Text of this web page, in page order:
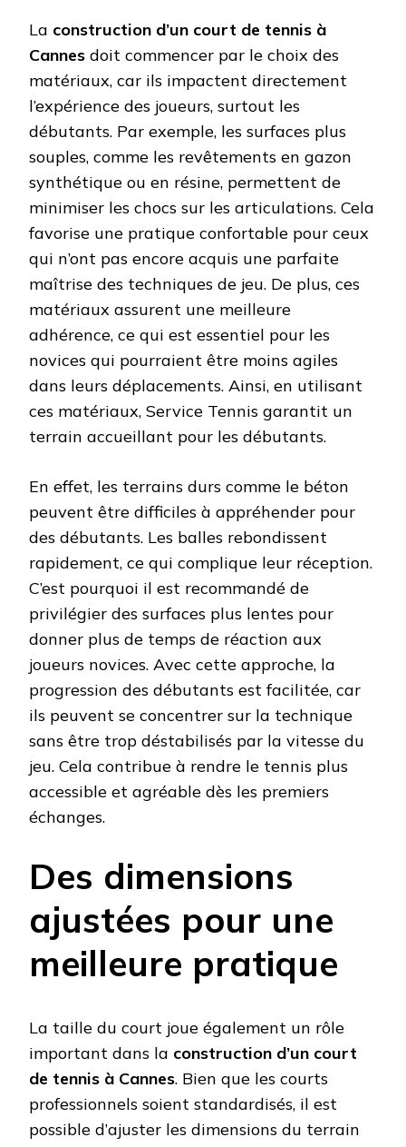
La construction d’un court de tennis à
Cannes doit commencer par le choix des
matériaux, car ils impactent directement
l’expérience des joueurs, surtout les
débutants. Par exemple, les surfaces plus
souples, comme les revêtements en gazon
synthétique ou en résine, permettent de
minimiser les chocs sur les articulations. Cela
favorise une pratique confortable pour ceux
qui n’ont pas encore acquis une parfaite
maîtrise des techniques de jeu. De plus, ces
matériaux assurent une meilleure
adhérence, ce qui est essentiel pour les
novices qui pourraient être moins agiles
dans leurs déplacements. Ainsi, en utilisant
ces matériaux, Service Tennis garantit un
terrain accueillant pour les débutants.
En effet, les terrains durs comme le béton
peuvent être difficiles à appréhender pour
des débutants. Les balles rebondissent
rapidement, ce qui complique leur réception.
C’est pourquoi il est recommandé de
privilégier des surfaces plus lentes pour
donner plus de temps de réaction aux
joueurs novices. Avec cette approche, la
progression des débutants est facilitée, car
ils peuvent se concentrer sur la technique
sans être trop déstabilisés par la vitesse du
jeu. Cela contribue à rendre le tennis plus
accessible et agréable dès les premiers
échanges.
Des dimensions
ajustées pour une
meilleure pratique
La taille du court joue également un rôle
important dans la construction d’un court
de tennis à Cannes. Bien que les courts
professionnels soient standardisés, il est
possible d’ajuster les dimensions du terrain